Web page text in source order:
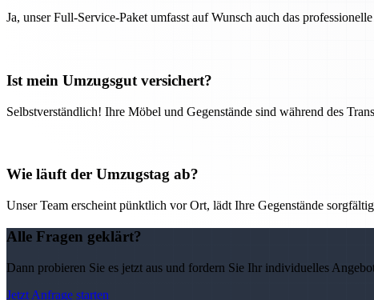
Ja, unser Full-Service-Paket umfasst auf Wunsch auch das
Ist mein Umzugsgut versichert?
Selbstverständlich! Ihre Möbel und Gegenstände sind während des
Wie läuft der Umzugstag ab?
Unser Team erscheint pünktlich vor Ort, lädt Ihre Gegenstände
Alle Fragen geklärt?
Dann probieren Sie es jetzt aus und fordern Sie Ihr individuelles
Jetzt Anfrage starten